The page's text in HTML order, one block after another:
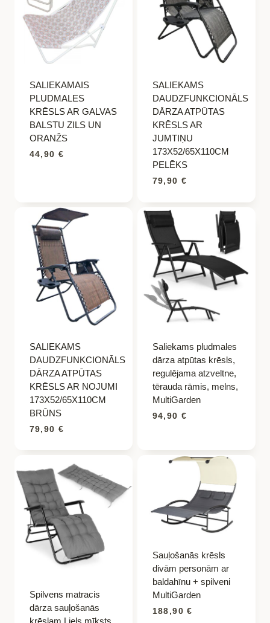
SALIEKAMAIS
PLUDMALES
KRĒSLS AR GALVAS
BALSTU ZILS UN
ORANŽS
44,90 €
SALIEKAMS
DAUDZFUNKCIONĀLS
DĀRZA ATPŪTAS
KRĒSLS AR
JUMTIŅU
173X52/65X110CM
PELĒKS
79,90 €
SALIEKAMS
DAUDZFUNKCIONĀLS
DĀRZA ATPŪTAS
KRĒSLS AR NOJUMI
173X52/65X110CM
BRŪNS
79,90 €
Saliekams pludmales
dārza atpūtas krēsls,
regulējama atzveltne,
tērauda rāmis, melns,
MultiGarden
94,90 €
Spilvens matracis
dārza sauļošanās
krēslam Liels mīksts
Sauļošanās krēsls
divām personām ar
baldahīnu + spilveni
MultiGarden
188,90€